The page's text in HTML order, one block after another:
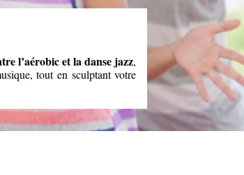
l’aérobic et la danse jazz,
tout en sculptant votre